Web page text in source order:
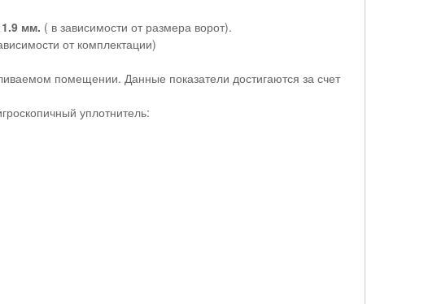
мм. ( в зависимости от размера ворот).
от комплектации)
помещении. Данные показатели достигаются за счет
уплотнитель: